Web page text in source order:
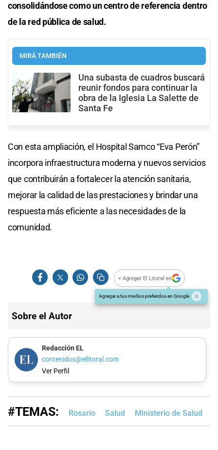
consolidándose como un centro de referencia dentro
de la red pública de salud.
MIRÁ TAMBIÉN
Una subasta de cuadros buscará
reunir fondos para continuar la
obra de la Iglesia La Salette de
Santa Fe
Con esta ampliación, el Hospital Samco “Eva Perón”
incorpora infraestructura moderna y nuevos servicios
que contribuirán a fortalecer la atención sanitaria,
mejorar la calidad de las prestaciones y brindar una
respuesta más eficiente a las necesidades de la
comunidad.
+ Agregar El Litoral en
Agregar a tus medios preferidos en Google
Sobre el Autor
Redacción EL
contenidos@ellitoral.com
Ver Perfil
#TEMAS: Rosario Salud Ministerio de Salud